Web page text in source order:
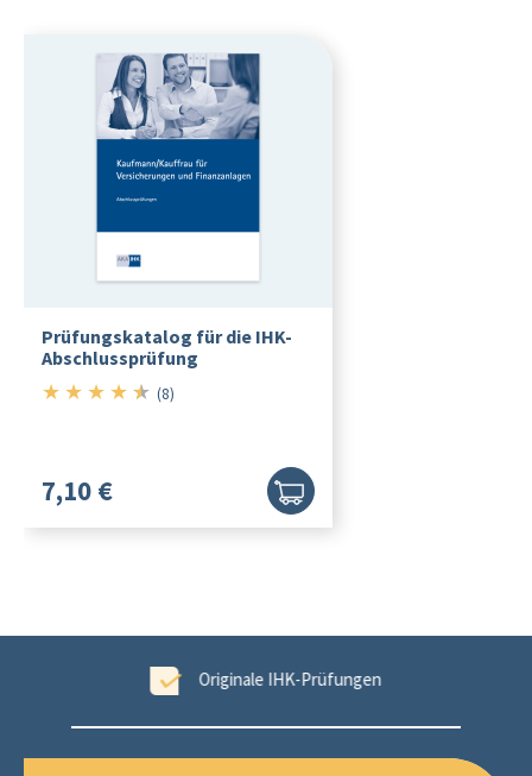
Prüfungskatalog für die IHK-
Abschlussprüfung
★ ★ ★ ★ ★ 4.5/5
(8)
7,10 €
99,6 % Erfolgsgarantie